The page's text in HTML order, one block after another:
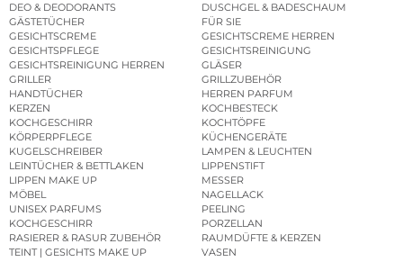
DEO & DEODORANTS
DUSCHGEL & BADESCHAUM
GÄSTETÜCHER
FÜR SIE
GESICHTSCREME
GESICHTSCREME HERREN
GESICHTSPFLEGE
GESICHTSREINIGUNG
GESICHTSREINIGUNG HERREN
GLÄSER
GRILLER
GRILLZUBEHÖR
HANDTÜCHER
HERREN PARFUM
KERZEN
KOCHBESTECK
KOCHGESCHIRR
KOCHTÖPFE
KÖRPERPFLEGE
KÜCHENGERÄTE
KUGELSCHREIBER
LAMPEN & LEUCHTEN
LEINTÜCHER & BETTLAKEN
LIPPENSTIFT
LIPPEN MAKE UP
MESSER
MÖBEL
NAGELLACK
UNISEX PARFUMS
PEELING
KOCHGESCHIRR
PORZELLAN
RASIERER & RASUR ZUBEHÖR
RAUMDÜFTE & KERZEN
TEINT | GESICHTS MAKE UP
VASEN